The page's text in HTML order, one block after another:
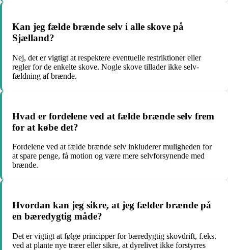
Kan jeg fælde brænde selv i alle skove på
Sjælland?
Nej, det er vigtigt at respektere eventuelle restriktioner eller
regler for de enkelte skove. Nogle skove tillader ikke selv-
fældning af brænde.
Hvad er fordelene ved at fælde brænde selv frem
for at købe det?
Fordelene ved at fælde brænde selv inkluderer muligheden for
at spare penge, få motion og være mere selvforsynende med
brænde.
Hvordan kan jeg sikre, at jeg fælder brænde på
en bæredygtig måde?
Det er vigtigt at følge principper for bæredygtig skovdrift, f.eks.
ved at plante nye træer eller sikre, at dyrelivet ikke forstyrres